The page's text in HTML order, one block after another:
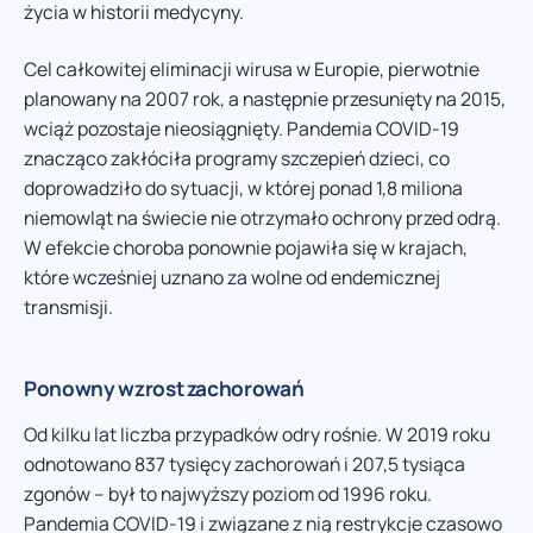
życia w historii medycyny.
Cel całkowitej eliminacji wirusa w Europie, pierwotnie
planowany na 2007 rok, a następnie przesunięty na 2015,
wciąż pozostaje nieosiągnięty. Pandemia COVID-19
znacząco zakłóciła programy szczepień dzieci, co
doprowadziło do sytuacji, w której ponad 1,8 miliona
niemowląt na świecie nie otrzymało ochrony przed odrą.
W efekcie choroba ponownie pojawiła się w krajach,
które wcześniej uznano za wolne od endemicznej
transmisji.
Ponowny wzrost zachorowań
Od kilku lat liczba przypadków odry rośnie. W 2019 roku
odnotowano 837 tysięcy zachorowań i 207,5 tysiąca
zgonów – był to najwyższy poziom od 1996 roku.
Pandemia COVID-19 i związane z nią restrykcje czasowo